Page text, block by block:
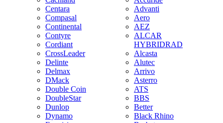
Centara
Compasal
Continental
Contyre
Cordiant
CrossLeader
Delinte
Delmax
DMack
Double Coin
DoubleStar
Dunlop
Dynamo
Advanti
Aero
AEZ
ALCAR
HYBRIDRAD
Alcasta
Alutec
Arrivo
Asterro
ATS
BBS
Better
Black Rhino